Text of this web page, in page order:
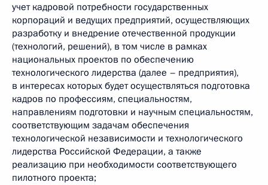
учет кадровой потребности государственных
корпораций и ведущих предприятий, осуществляющих
разработку и внедрение отечественной продукции
(технологий, решений), в том числе в рамках
национальных проектов по обеспечению
технологического лидерства (далее – предприятия),
в интересах которых будет осуществляться подготовка
кадров по профессиям, специальностям,
направлениям подготовки и научным специальностям,
соответствующим задачам обеспечения
технологической независимости и технологического
лидерства Российской Федерации, а также
реализацию при необходимости соответствующего
пилотного проекта;